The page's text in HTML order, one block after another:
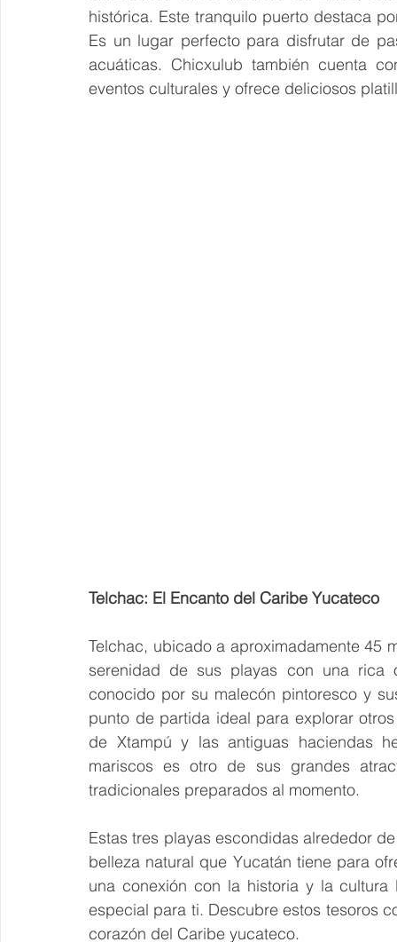
histórica. Este tranquilo puerto destaca
Es un lugar perfecto para disfrutar de
acuáticas. Chicxulub también cuenta
eventos culturales y ofrece deliciosos
Telchac: El Encanto del Caribe Yucateco
Telchac, ubicado a aproximadamente 45
serenidad de sus playas con una rica
conocido por su malecón pintoresco y
punto de partida ideal para explorar
de Xtampú y las antiguas haciendas
mariscos es otro de sus grandes
tradicionales preparados al momento.
Estas tres playas escondidas alrededor
belleza natural que Yucatán tiene para
una conexión con la historia y la
especial para ti. Descubre estos tesoros
corazón del Caribe yucateco.